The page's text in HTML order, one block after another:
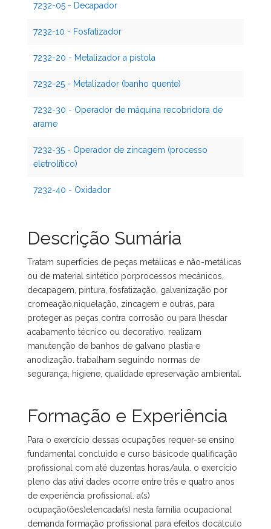
7232-05 - Decapador
7232-10 - Fosfatizador
7232-20 - Metalizador a pistola
7232-25 - Metalizador (banho quente)
7232-30 - Operador de máquina recobridora de
arame
7232-35 - Operador de zincagem (processo
eletrolítico)
7232-40 - Oxidador
Descrição Sumária
Tratam superfícies de peças metálicas e não-metálicas
ou de material sintético porprocessos mecânicos,
decapagem, pintura, fosfatização, galvanização por
cromeação,niquelação, zincagem e outras, para
proteger as peças contra corrosão ou para lhesdar
acabamento técnico ou decorativo. realizam
manutenção de banhos de galvano plastia e
anodização. trabalham seguindo normas de
segurança, higiene, qualidade epreservação ambiental.
Formação e Experiência
Para o exercício dessas ocupações requer-se ensino
fundamental concluído e curso básicode qualificação
profissional com até duzentas horas/aula. o exercício
pleno das ativi dades ocorre entre três e quatro anos
de experiência profissional. a(s)
ocupação(ões)elencada(s) nesta família ocupacional
demanda formação profissional para efeitos docálculo